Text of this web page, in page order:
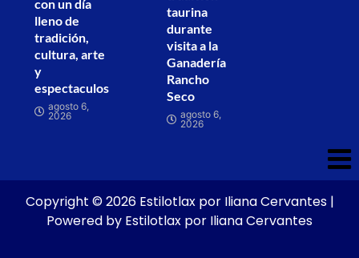
con un día
lleno de
tradición,
cultura, arte
y
espectaculos
agosto 6,
2026
taurina
durante
visita a la
Ganadería
Rancho
Seco
agosto 6,
2026
Copyright © 2026 Estilotlax por Iliana Cervantes |
Powered by Estilotlax por Iliana Cervantes